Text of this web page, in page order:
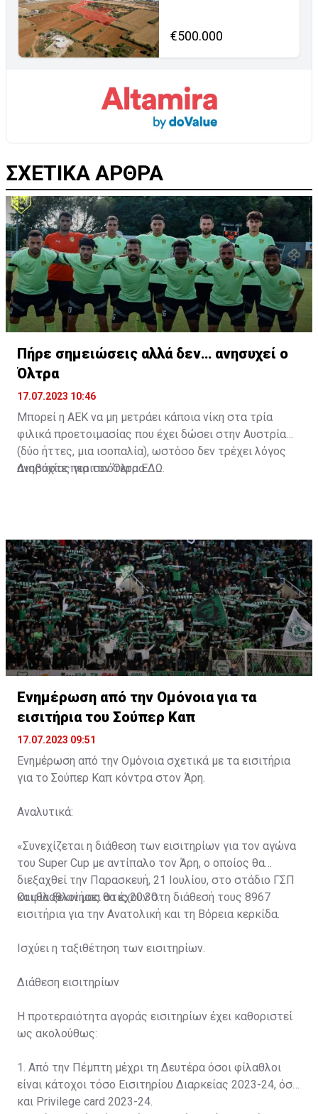
€500.000
ΣΧΕΤΙΚΑ ΑΡΘΡΑ
Πήρε σημειώσεις αλλά δεν… ανησυχεί ο
Όλτρα
17.07.2023 10:46
Μπορεί η ΑΕΚ να μη μετράει κάποια νίκη στα τρία
φιλικά προετοιμασίας που έχει δώσει στην Αυστρία
(δύο ήττες, μια ισοπαλία), ωστόσο δεν τρέχει λόγος
ανησυχίας για τον Όλτρα.
Διαβάστε περισσότεραΕΔΩ.
Ενημέρωση από την Ομόνοια για τα
εισιτήρια του Σούπερ Καπ
17.07.2023 09:51
Ενημέρωση από την Ομόνοια σχετικά με τα εισιτήρια
για το Σούπερ Καπ κόντρα στον Άρη.
Αναλυτικά:
«Συνεχίζεται η διάθεση των εισιτηρίων για τον αγώνα
του Super Cup με αντίπαλο τον Άρη, ο οποίος θα
διεξαχθεί την Παρασκευή, 21 Ιουλίου, στο στάδιο ΓΣΠ
και θα ξεκινήσει στις 20:30.
Οι φίλαθλοί μας θα έχουν στη διάθεσή τους 8967
εισιτήρια για την Ανατολική και τη Βόρεια κερκίδα.
Ισχύει η ταξιθέτηση των εισιτηρίων.
Διάθεση εισιτηρίων
Η προτεραιότητα αγοράς εισιτηρίων έχει καθοριστεί
ως ακολούθως:
1. Από την Πέμπτη μέχρι τη Δευτέρα όσοι φίλαθλοι
είναι κάτοχοι τόσο Εισιτηρίου Διαρκείας 2023-24, όσο
και Privilege card 2023-24.